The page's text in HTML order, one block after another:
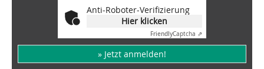
Anti-Roboter-Verifizierung
Hier klicken
FriendlyCaptcha ⇗
» Jetzt anmelden!